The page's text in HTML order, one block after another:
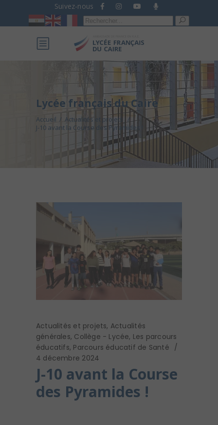
Suivez-nous
Recherche
pour :
Lycée français du Caire
Accueil / Actualités et projets
/
J-10 avant la Course des Pyramides !
Actualités et projets, Actualités
générales, Collège - Lycée, Les parcours
éducatifs, Parcours éducatif de Santé
4 décembre 2024
J-10 avant la Course
des Pyramides !